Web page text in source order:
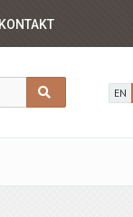
KONTAKT
EN